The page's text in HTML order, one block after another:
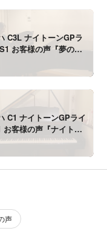
C3L ナイトーンGPラ
お客様の声『夢のよ
C1 ナイトーンGPライ
お客様の声『ナイトー
アノでありながら、新
声